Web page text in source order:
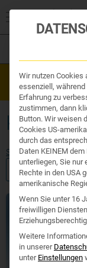
Organe &
Traditionelle
Kosmetik und
Ihr Apotheker
Westend
KUR
Start/ Produkte
Wir nutzen Cookies
essenziell,
Erfahrung zu
zustimmen, dann
Button. Wir weisen
Cookies US-
durch das
Daten KEINEM
unterliegen, Sie
Rechte in den USA
amerikanische
Wenn Sie unter 16
freiwilligen
Weitere
in unserer
unter Einstellungen